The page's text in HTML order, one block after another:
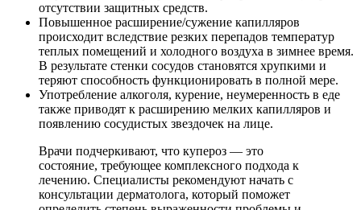
отсутствии защитных средств.
Повышенное расширение/сужение капилляров
происходит вследствие резких перепадов температур
теплых помещений и холодного воздуха в зимнее время.
В результате стенки сосудов становятся хрупкими и
теряют способность функционировать в полной мере.
Употребление алкоголя, курение, неумеренность в еде
также приводят к расширению мелких капилляров и
появлению сосудистых звездочек на лице.
Врачи подчеркивают, что купероз — это
состояние, требующее комплексного подхода к
лечению. Специалисты рекомендуют начать с
консультации дерматолога, который поможет